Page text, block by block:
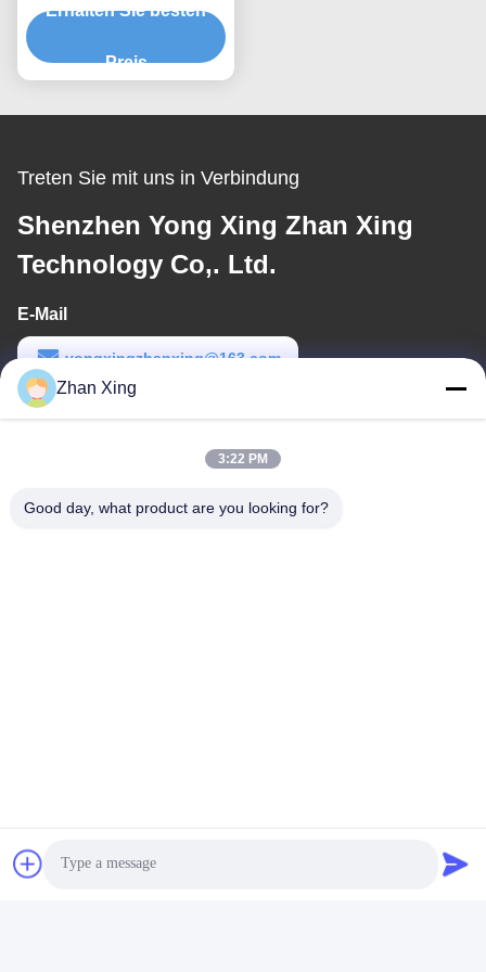
stellungsmaschine
Extrusionsproduktionsli
Erhalten Sie besten
Preis
Treten Sie mit uns in Verbindung
Shenzhen Yong Xing Zhan Xing
Technology Co,. Ltd.
E-Mail
yongxingzhanxing@163.com
Arbeitszeit
Zhan Xing
3:22 PM
Good day, what product are you looking for?